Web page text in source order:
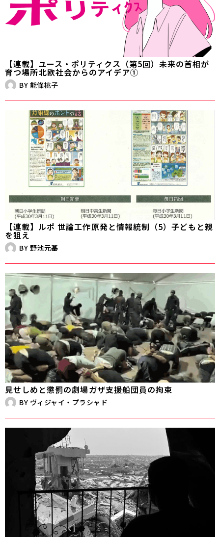
【連載】ユース・ポリティクス（第5回）未来の首相が
育つ場所――北欧社会からのアイデア①
BY 能條桃子
【連載】ルポ 世論工作――原発と情報統制（5）子どもと親
を狙え
BY 野池元基
見せしめと懲罰の劇場――ガザ支援船団員の拘束
BY ヴィジャイ・プラシャド